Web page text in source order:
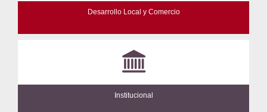
Desarrollo Local y Comercio
Institucional